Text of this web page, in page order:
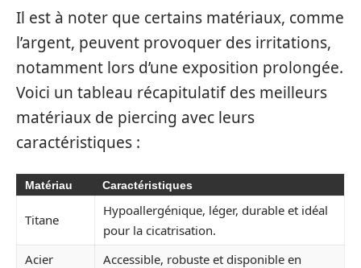
Il est à noter que certains matériaux, comme
l’argent, peuvent provoquer des irritations,
notamment lors d’une exposition prolongée.
Voici un tableau récapitulatif des meilleurs
matériaux de piercing avec leurs
caractéristiques :
Matériau Caractéristiques
Titane
Hypoallergénique, léger, durable et idéal
pour la cicatrisation.
Acier
Accessible, robuste et disponible en